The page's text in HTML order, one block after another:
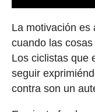
La motivación es
cuando las
Los ciclistas que
seguir
contra son un